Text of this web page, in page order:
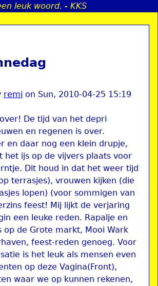
Jump to navigation
leuk woord. - KKS
remi on Sun, 2010-04-25 15:19
De tijd van het depri
en regenen is over.
en daar nog een klein drupje,
het ijs op de vijvers plaats voor
Dit houd in dat het weer tijd
terrasjes), vrouwen kijken (die
lopen) (voor sommigen van
feest! Mij lijkt de verjaring
een leuke reden. Rapalje en
op de Grote markt, Mooi Wark
feest-reden genoeg. Voor
is het leuk als mensen even
op deze Vagina(Front),
waar we op kunnen rekenen,